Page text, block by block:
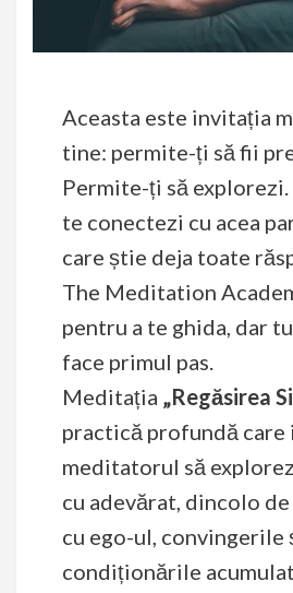
Aceasta este invitația
tine: permite-ți să fii
Permite-ți să
te conectezi cu acea
care știe deja toate
The Meditation
pentru a te ghida, dar
face primul pas.
Meditația „Regăsirea
practică profundă care
meditatorul să
cu adevărat, dincolo
cu ego-ul, convingerile
condiționările